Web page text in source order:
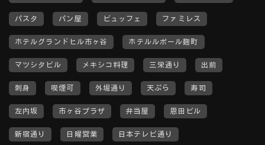
パスタ パン屋 ビュッフェ ファミレス
ホテルグランドヒル市ヶ谷 ホテルルポール麹町
マツシタビル メキシコ料理 三栄通り 出前
刺身 喫煙可 外堀通り 天ぷら 寿司
左内坂 市ヶ谷プラザ 弁当屋 恩田ビル
新宿通り 日曜営業 日本テレビ通り